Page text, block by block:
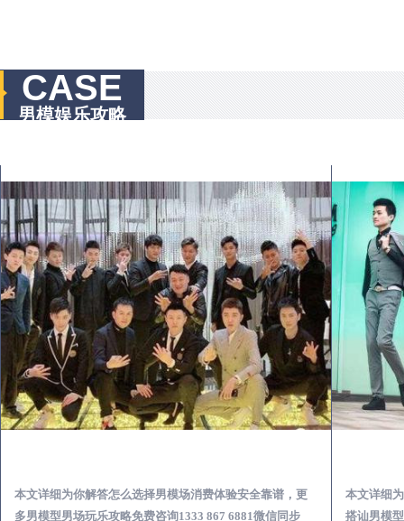
CASE
男模娱乐攻略
本文详细为你解答怎么选择男模场消费体验安全靠谱，更
多男模型男场玩乐攻略免费咨询1333 867 6881微信同步
本文详细
搭讪男模